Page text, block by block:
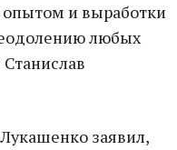
и выработки
любых
Станислав
заявил,